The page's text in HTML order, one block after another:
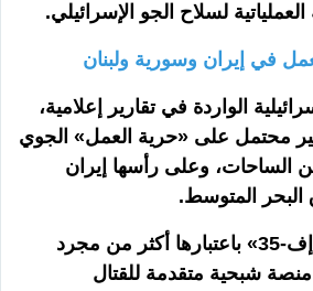
العملياتية لسلاح الجو الإسرائيلي.
في إيران وسورية ولبنان
الواردة في تقارير إعلامية،
محتمل على «حرية العمل» الجوي
الساحات، وعلى رأسها إيران
المتوسط.
وتنظر إسرائيل إلى «إف-35» باعتبارها أكثر من مجرد
شبحية متقدمة للقتال